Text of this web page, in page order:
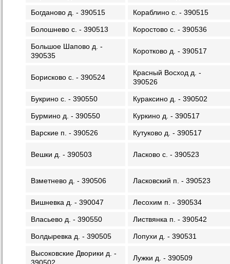
Богданово д. - 390515 Кораблино с. - 390515
Болошнево с. - 390513 Коростово с. - 390536
Большое Шапово д. -
390535
Коротково д. - 390517
Борисково с. - 390524
Красный Восход д. -
390526
Букрино с. - 390550 Кураксино д. - 390502
Бурмино д. - 390550 Куркино д. - 390517
Варские п. - 390526 Кутуково д. - 390517
Вешки д. - 390503 Ласково с. - 390523
Взметнево д. - 390506 Ласковский п. - 390523
Вишневка д. - 390047 Лесохим п. - 390534
Власьево д. - 390550 Листвянка п. - 390542
Волдыревка д. - 390505 Лопухи д. - 390531
Высоковские Дворики д. -
Лужки д. - 390509